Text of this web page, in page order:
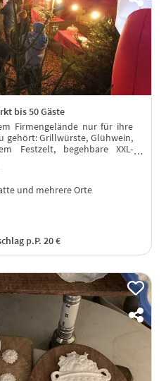
bis 50 Gäste
Firmengelände nur für ihre
gehört: Grillwürste, Glühwein,
Festzelt, begehbare XXL-
und mehrere Orte
p.P. 20 €